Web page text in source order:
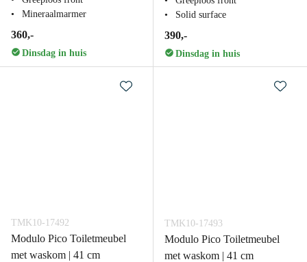
Mineraalmarmer
360,-
Dinsdag in huis
Solid surface
390,-
Dinsdag in huis
TMK10-17492
Modulo Pico Toiletmeubel
met waskom | 41 cm
TMK10-17493
Modulo Pico Toiletmeubel
met waskom | 41 cm